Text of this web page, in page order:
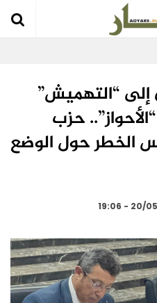
إلى “التهميش”
حزب
الخطر حول الوضع
20/05/